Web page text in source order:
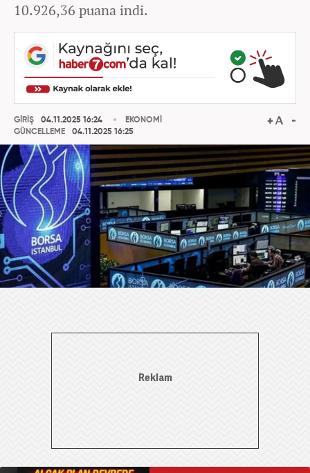
10.926,36 puana indi.
GİRİŞ
04.11.2025 16:24
GÜNCELLEME
04.11.2025 16:25
EKONOMİ